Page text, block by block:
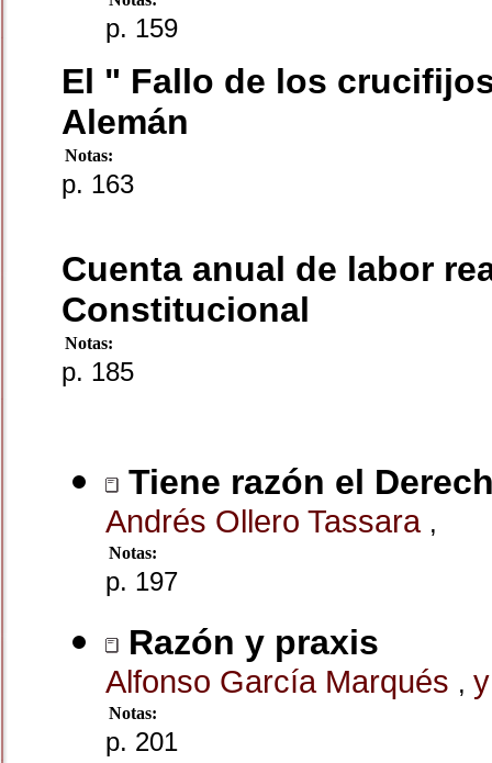
p. 159
El " Fallo de los
Alemán
Notas:
p. 163
Cuenta anual de labor
Constitucional
Notas:
p. 185
Tiene razón el
Andrés Ollero Tassara ,
Notas:
p. 197
Razón y praxis
Alfonso García Marqués ,
Notas:
p. 201